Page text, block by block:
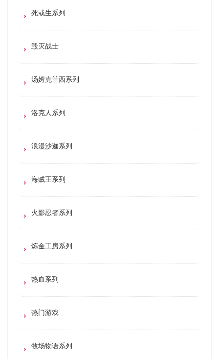
死或生系列
毁灭战士
汤姆克兰西系列
洛克人系列
浪漫沙迦系列
海贼王系列
火影忍者系列
炼金工房系列
热血系列
热门游戏
牧场物语系列